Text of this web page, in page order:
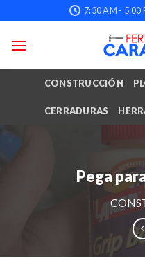
to
content
7:30 AM - 5:00
CONSTRUCCIÓN
CERRADURAS
Pega